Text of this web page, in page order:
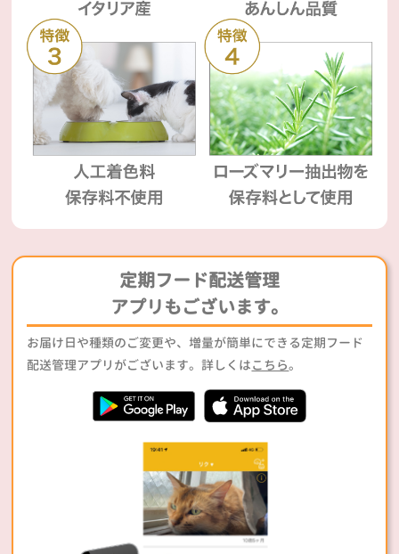
定期フード配送管理
アプリもございます。
お届け日や種類のご変更や、増量が簡単にできる定期フード
配送管理アプリがございます。詳しくはこちら。